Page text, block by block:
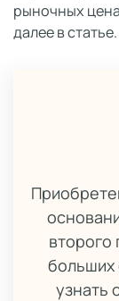
рыночных
далее в статье.
второго
больших
узнать